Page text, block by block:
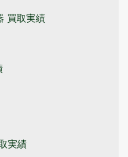
買取実績
実績